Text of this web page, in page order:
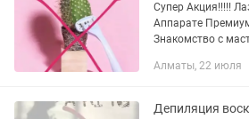
Супер Акция!!!!!
Аппарате
Знакомство с
Все тело
Алматы, 22 июля